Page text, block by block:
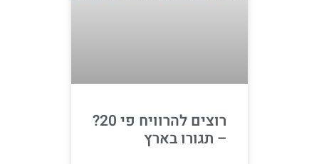
רוצים להרוויח פי 20?
– תגורו בארץ